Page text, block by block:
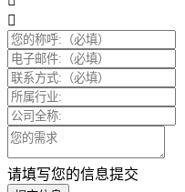
请填写您的信息提交